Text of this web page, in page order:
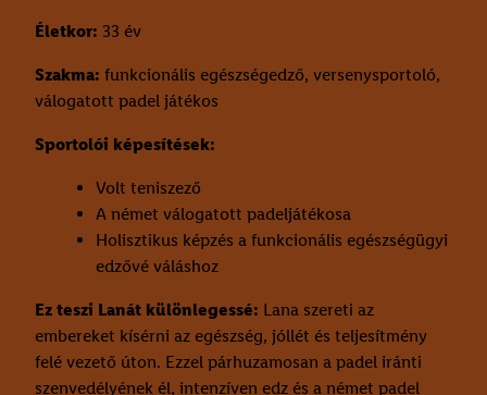
Életkor: 33 év
Szakma: funkcionális egészségedző, versenysportoló,
válogatott padel játékos
Sportolói képesítések:
Volt teniszező
A német válogatott padeljátékosa
Holisztikus képzés a funkcionális egészségügyi
edzővé váláshoz
Ez teszi Lanát különlegessé: Lana szereti az
embereket kísérni az egészség, jóllét és teljesítmény
felé vezető úton. Ezzel párhuzamosan a padel iránti
szenvedélyének él, intenzíven edz és a német padel